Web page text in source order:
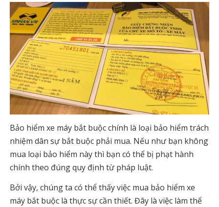
Bảo hiểm xe máy bắt buộc chính là loại bảo hiểm trách
nhiệm dân sự bắt buộc phải mua. Nếu như bạn không
mua loại bảo hiểm này thì bạn có thể bị phạt hành
chính theo đúng quy định từ pháp luật.
Bởi vậy, chúng ta có thể thấy việc mua bảo hiểm xe
máy bắt buộc là thực sự cần thiết. Đây là việc làm thể